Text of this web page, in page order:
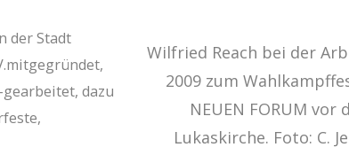
Wilfried Reach bei der
2009 zum
NEUEN FORUM vor
Lukaskirche. Foto: C.
der Stadt
dazu